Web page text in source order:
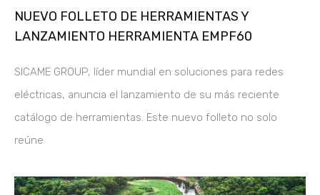
NUEVO FOLLETO DE HERRAMIENTAS Y
LANZAMIENTO HERRAMIENTA EMPF60
SICAME GROUP, líder mundial en soluciones para redes
eléctricas, anuncia el lanzamiento de su más reciente
catálogo de herramientas. Este nuevo folleto no solo
reúne